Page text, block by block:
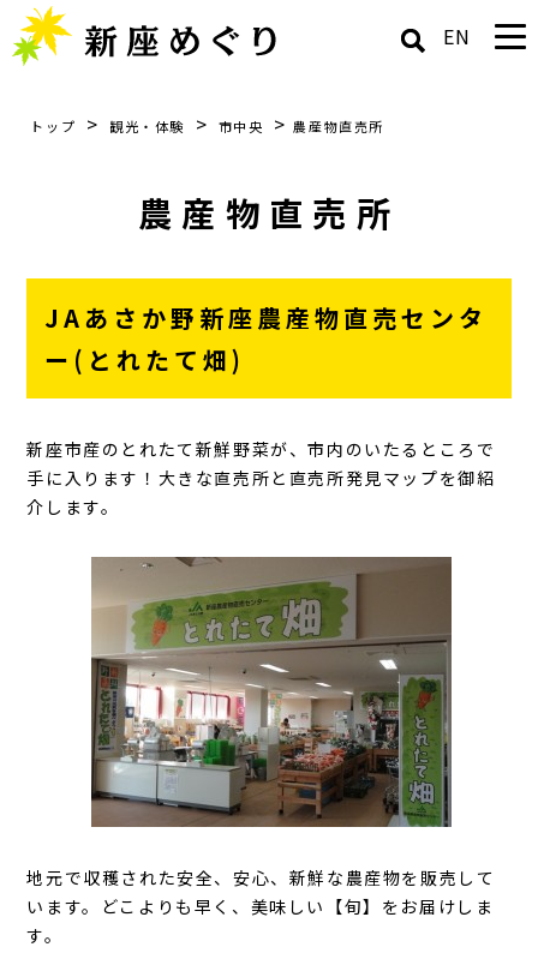
EN
トップ > 観光・体験 > 市中央 >農産物直売所
農産物直売所
JAあさか野新座農産物直売センタ
ー(とれたて畑)
新座市産のとれたて新鮮野菜が、市内のいたるところで
手に入ります！大きな直売所と直売所発見マップを御紹
介します。
地元で収穫された安全、安心、新鮮な農産物を販売して
います。どこよりも早く、美味しい【旬】をお届けしま
す。